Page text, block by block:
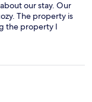
our stay. Our
The property is
the property I